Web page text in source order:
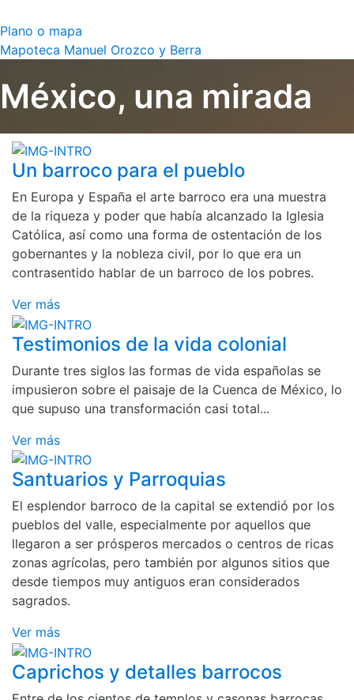
Plano o mapa
Mapoteca Manuel Orozco y Berra
México, una mirada
Un barroco para el pueblo
En Europa y España el arte barroco era una muestra
de la riqueza y poder que había alcanzado la Iglesia
Católica, así como una forma de ostentación de los
gobernantes y la nobleza civil, por lo que era un
contrasentido hablar de un barroco de los pobres.
Ver más
Testimonios de la vida colonial
Durante tres siglos las formas de vida españolas se
impusieron sobre el paisaje de la Cuenca de México, lo
que supuso una transformación casi total...
Ver más
Santuarios y Parroquias
El esplendor barroco de la capital se extendió por los
pueblos del valle, especialmente por aquellos que
llegaron a ser prósperos mercados o centros de ricas
zonas agrícolas, pero también por algunos sitios que
desde tiempos muy antiguos eran considerados
sagrados.
Ver más
Caprichos y detalles barrocos